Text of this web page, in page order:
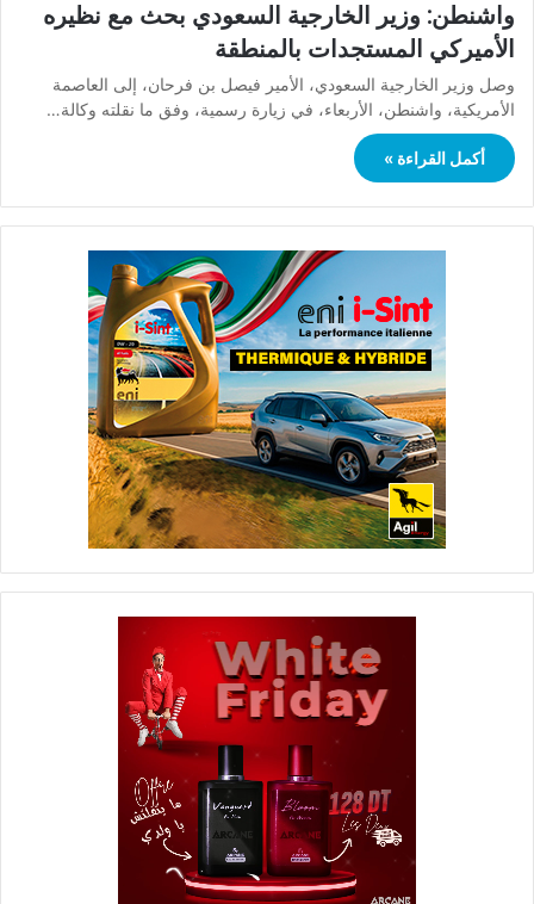
واشنطن: وزير الخارجية السعودي بحث مع نظيره
الأميركي المستجدات بالمنطقة
وصل وزير الخارجية السعودي، الأمير فيصل بن فرحان، إلى العاصمة
الأمريكية، واشنطن، الأربعاء، في زيارة رسمية، وفق ما نقلته وكالة…
أكمل القراءة »